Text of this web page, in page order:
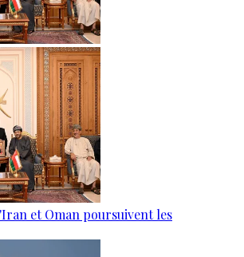
et Oman poursuivent les